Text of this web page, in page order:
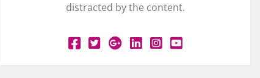
distracted by the content.